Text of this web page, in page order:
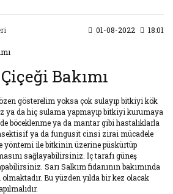
01-08-2022 18:01
Bakımı
gösterelim yoksa çok sulayıp bitkiyi kök
ya da hiç sulama yapmayıp bitkiyi kurumaya
böceklenme ya da mantar gibi hastalıklarla
ya da fungusit cinsi zirai mücadele
yöntemi ile bitkinin üzerine püskürtüp
sağlayabilirsiniz. İç tarafı güneş
Sarı Salkım fidanının bakımında
Bu yüzden yılda bir kez olacak